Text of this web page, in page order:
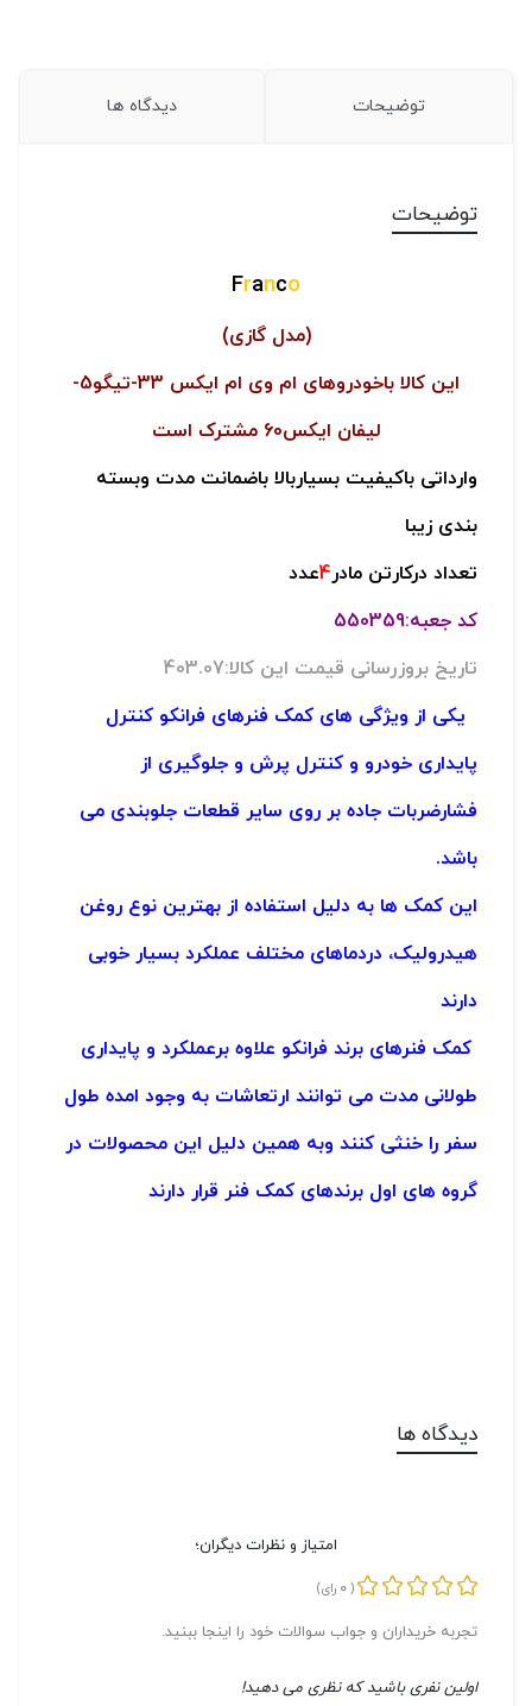
توضیحات دیدگاه ها
توضیحات
Franco
(مدل گازی)
این کالا باخودروهای ام وی ام ایکس 33-تیگو5-
لیفان ایکس60 مشترک است
وارداتی باکیفیت بسیاربالا باضمانت مدت وبسته
بندی زیبا
تعداد درکارتن مادر4عدد
کد جعبه:550359
تاریخ بروزرسانی قیمت این کالا:403.07
یکی از ویژگی های کمک فنرهای فرانکو کنترل
پایداری خودرو و کنترل پرش و جلوگیری از
فشارضربات جاده بر روی سایر قطعات جلوبندی می
باشد.
این کمک ها به دلیل استفاده از بهترین نوع روغن
هیدرولیک، دردماهای مختلف عملکرد بسیار خوبی
دارند
کمک فنرهای برند فرانکو علاوه برعملکرد و پایداری
طولانی مدت می توانند ارتعاشات به وجود امده طول
سفر را خنثی کنند وبه همین دلیل این محصولات در
گروه های اول برندهای کمک فنر قرار دارند
دیدگاه ها
امتیاز و نظرات دیگران؛
(
0 رای)
تجربه خریداران و جواب سوالات خود را اینجا ببنید.
اولین نفری باشید که نظری می دهید!